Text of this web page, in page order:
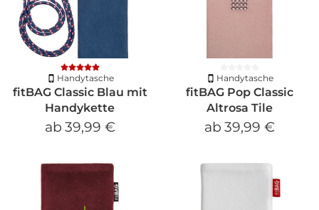
Handytasche
fitBAG Classic Blau mit
Handykette
ab 39,99 €
Handytasche
fitBAG Pop Classic
Altrosa Tile
ab 39,99 €